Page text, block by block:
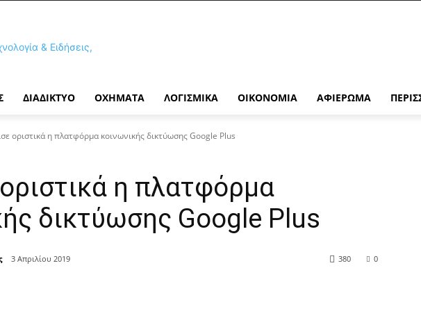
ΔΙΑΔΊΚΤΥΟ ΟΧΉΜΑΤΑ ΛΟΓΙΣΜΙΚΆ ΟΙΚΟΝΟΜΊΑ ΑΦΙΈΡΩΜΑ
οριστικά η πλατφόρμα κοινωνικής δικτύωσης Google Plus
η πλατφόρμα
δικτύωσης Google Plus
3 Απριλίου 2019 0
380